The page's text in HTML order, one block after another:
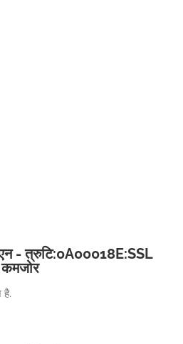
- त्रुटि:0A00018E:SSL
है.